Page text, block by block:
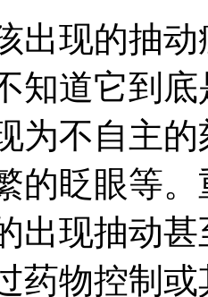
现的抽动
知道它到
为不自主
的眨眼等
出现抽动
药物控制